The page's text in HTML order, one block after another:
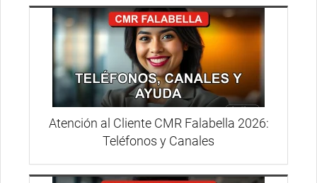
Atención al Cliente CMR Falabella 2026:
Teléfonos y Canales